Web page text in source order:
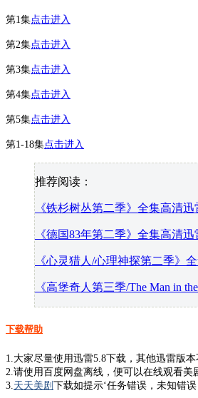
第1集点击进入
第2集点击进入
第3集点击进入
第4集点击进入
第5集点击进入
第1-18集点击进入
推荐阅读：
《铁杉树丛第二季》全集高清迅
《德国83年第二季》全集高清迅
《心灵猎人/心理神探第二季》
《高堡奇人第三季/The Man in
下载帮助
1.大家尽量使用迅雷5.8下载，其他迅雷版
2.请使用百度网盘离线，便可以在线观看
3.天天美剧 下载如提示‘任务错误，未知错